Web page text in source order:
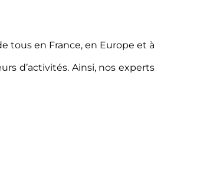
tous en France, en Europe et à
d’activités. Ainsi, nos experts